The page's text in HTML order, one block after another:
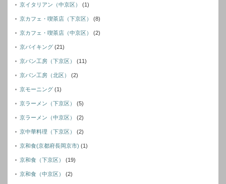
京イタリアン（中京区） (1)
京カフェ・喫茶店（下京区） (8)
京カフェ・喫茶店（中京区） (2)
京バイキング (21)
京パン工房（下京区） (11)
京パン工房（北区） (2)
京モーニング (1)
京ラーメン（下京区） (5)
京ラーメン（中京区） (2)
京中華料理（下京区） (2)
京和食(京都府長岡京市) (1)
京和食（下京区） (19)
京和食（中京区） (2)